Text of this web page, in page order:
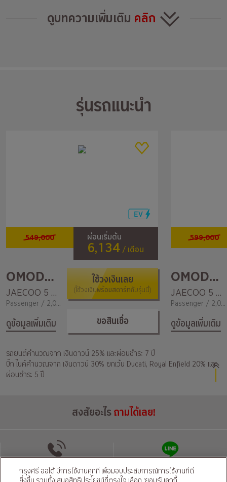
ดูบทความเพิ่มเติม คลิก
รุ่นรถแนะนำ
549,000 ผ่อนเริ่มต้น
6,134/ เดือน
OMODA&JEACOO
JAECOO 5 EV Long Range Dynamic
Passenger / 2,000
ดูข้อมูลเพิ่มเติม
ใช้วงเงินเลย
(ใช้วงเงินพร้อมสตาร์ทกับรุ่นนี้)
ขอสินเชื่อ
599,000
OMODA&JEACOO
JAECOO 5 EV Long Range Max
Passenger / 2,000
ดูข้อมูลเพิ่มเติม
รถยนต์คำนวณจาก เงินดาวน์ 25% และผ่อนชำระ 7 ปี
บิ๊ก ไบค์คำนวณจาก เงินดาวน์ 30% ยกเว้น Ducati, Royal Enfield 20% และ
ผ่อนชำระ 5 ปี
สงสัยอะไรถามได้เลย!
โทรติดต่อ แชทผ่านไลน์
กรุงศรี ออโต้ มีการใช้งานคุกกี้ เพื่อมอบประสบการณ์การใช้งานที่ดี